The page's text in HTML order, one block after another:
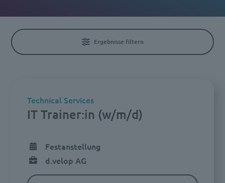
Ergebnisse filtern
IT Trainer:in (w/m/d)
Technical Services
Festanstellung
d.velop AG